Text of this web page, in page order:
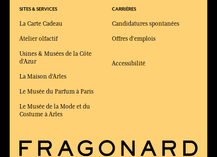
SITES & SERVICES
La Carte Cadeau
Atelier olfactif
Usines & Musées de la Côte
d'Azur
La Maison d'Arles
Le Musée du Parfum à Paris
Le Musée de la Mode et du
Costume à Arles
CARRIÈRES
Candidatures spontanées
Offres d'emplois
Accessibilité